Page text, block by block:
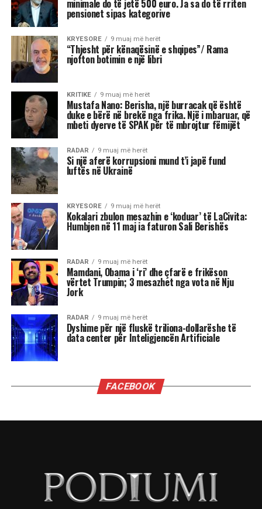
mazhorancës socialiste.
Sipas Nanos, ministrja që do të operojë me
inteligjencë artificiale, Diella, është një gjetje
interesante, që i shkon epokës “High
Tecnology”, në të cilën jetojmë, “por unë nuk
kam kompetencën për ta vlerësuar si gjetje”.
“Duhet të presim për të parë sa funksionale do të
rezultojë”.
“Ministrja më e veçantë është Diella. Zgjedhjet e
tjera s’më befasuan, janë zgjedhje brenda stilit të
Ramës.
Ka zgjedhur sërish kryesisht gra, sepse sipas tij
me gratë punohet më mirë, gjë që unë s’e di sa e
vërtetë është.
Në terma të CV-së dhe përgatitjes akademike,
apo karrierave që kanë, s’më duken keq, sidomos
disa që janë edhe fytyra të reja. Por nuk është se
ka ndonjë rëndësi të madhe.
Ministrat kanë rëndësi kur ata kanë
autonomi për të vepruar, e për të treguar se
sa vlejnë, dhe ky nuk është rasti i ministrave
Ramës, dhe aq.
Edi Rama është lider absolut, që delegon pushtet